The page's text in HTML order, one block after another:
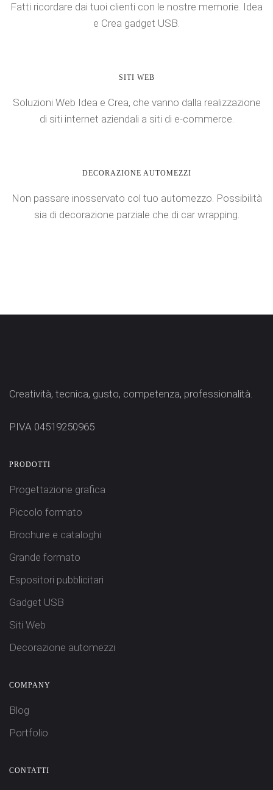
Fatti ricordare dai tuoi clienti con le nostre memorie. Idea
e Crea gadget USB.
SITI WEB
Soluzioni Web Idea e Crea, che vanno dalla realizzazione
di siti internet aziendali a siti di e-commerce.
DECORAZIONE AUTOMEZZI
Non passare inosservato col tuo automezzo. Possibilità
sia di decorazione parziale che di car wrapping.
Creatività, tecnica, gusto, competenza, professionalità.
P.IVA 04519250965
PRODOTTI
Progettazione grafica
Piccolo formato
Brochure e cataloghi
Grande formato
Espositori pubblicitari
Gadget USB
Siti Web
Decorazione automezzi
COMPANY
Blog
Portfolio
CONTATTI